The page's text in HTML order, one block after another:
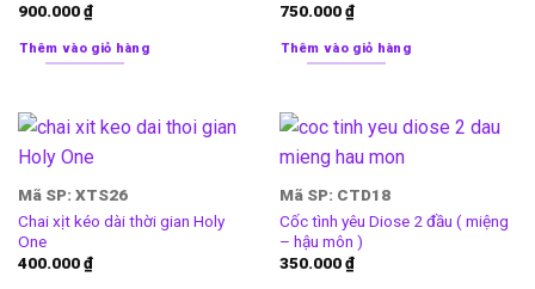
900.000₫
Thêm vào giỏ hàng
750.000₫
Thêm vào giỏ hàng
Mã SP: XTS26
Chai xịt kéo dài thời gian Holy
One
400.000₫
Mã SP: CTD18
Cốc tình yêu Diose 2 đầu ( miệng
– hậu môn )
350.000₫